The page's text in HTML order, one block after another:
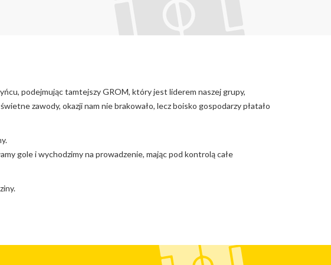
podejmując tamtejszy GROM, który jest liderem naszej grupy,
zawody, okazji nam nie brakowało, lecz boisko gospodarzy płatało
gole i wychodzimy na prowadzenie, mając pod kontrolą całe